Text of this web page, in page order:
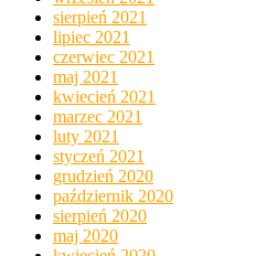
sierpień 2021
lipiec 2021
czerwiec 2021
maj 2021
kwiecień 2021
marzec 2021
luty 2021
styczeń 2021
grudzień 2020
październik 2020
sierpień 2020
maj 2020